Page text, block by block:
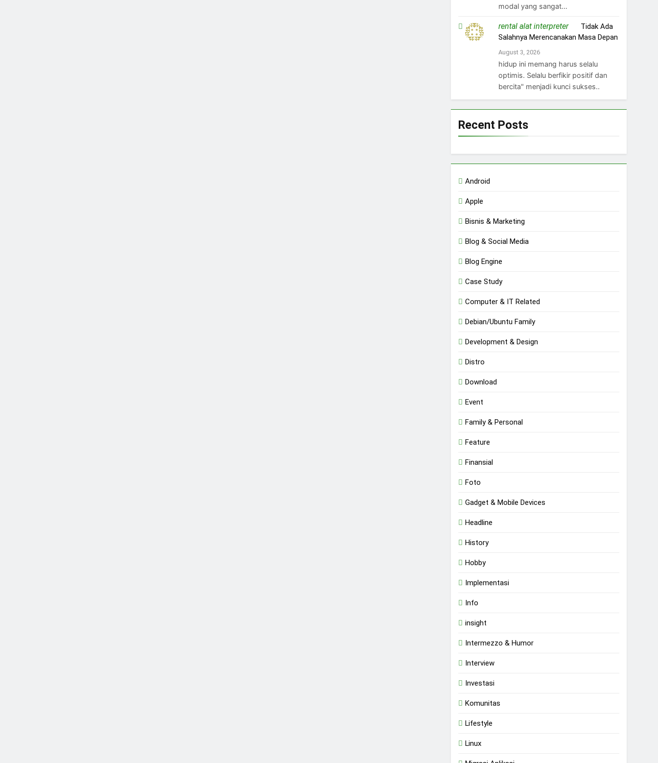
modal yang sangat…
rental alat interpreteron Tidak Ada
Salahnya Merencanakan Masa Depan
August 3, 2026
hidup ini memang harus selalu
optimis. Selalu berfikir positif dan
bercita" menjadi kunci sukses..
Recent Posts
Android
Apple
Bisnis & Marketing
Blog & Social Media
Blog Engine
Case Study
Computer & IT Related
Debian/Ubuntu Family
Development & Design
Distro
Download
Event
Family & Personal
Feature
Finansial
Foto
Gadget & Mobile Devices
Headline
History
Hobby
Implementasi
Info
insight
Intermezzo & Humor
Interview
Investasi
Komunitas
Lifestyle
Linux